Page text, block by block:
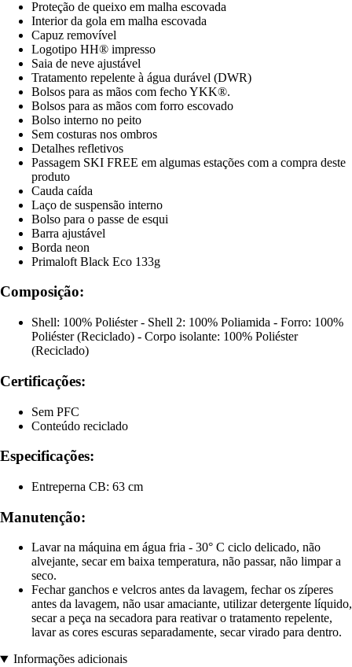
Proteção de queixo em malha escovada
Interior da gola em malha escovada
Capuz removível
Logotipo HH® impresso
Saia de neve ajustável
Tratamento repelente à água durável (DWR)
Bolsos para as mãos com fecho YKK®.
Bolsos para as mãos com forro escovado
Bolso interno no peito
Sem costuras nos ombros
Detalhes refletivos
Passagem SKI FREE em algumas estações com a compra deste
produto
Cauda caída
Laço de suspensão interno
Bolso para o passe de esqui
Barra ajustável
Borda neon
Primaloft Black Eco 133g
Composição:
Shell: 100% Poliéster - Shell 2: 100% Poliamida - Forro: 100%
Poliéster (Reciclado) - Corpo isolante: 100% Poliéster
(Reciclado)
Certificações:
Sem PFC
Conteúdo reciclado
Especificações:
Entreperna CB: 63 cm
Manutenção:
Lavar na máquina em água fria - 30° C ciclo delicado, não
alvejante, secar em baixa temperatura, não passar, não limpar a
seco.
Fechar ganchos e velcros antes da lavagem, fechar os zíperes
antes da lavagem, não usar amaciante, utilizar detergente líquido,
secar a peça na secadora para reativar o tratamento repelente,
lavar as cores escuras separadamente, secar virado para dentro.
Informações adicionais